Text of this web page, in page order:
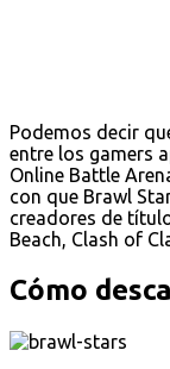
Podemos decir
entre los gamers
Online Battle
con que Brawl
creadores de
Beach, Clash of
Cómo